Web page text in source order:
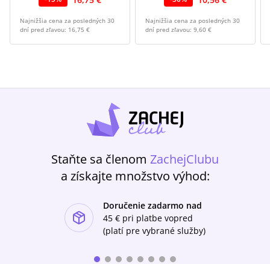
Najnižšia cena za posledných 30
dní pred zľavou: 16,75 €
Najnižšia cena za posledných 30
dní pred zľavou: 9,60 €
Staňte sa členom ZachejClubu
a získajte množstvo výhod:
Doručenie zadarmo nad
45 € pri platbe vopred
(platí pre vybrané služby)